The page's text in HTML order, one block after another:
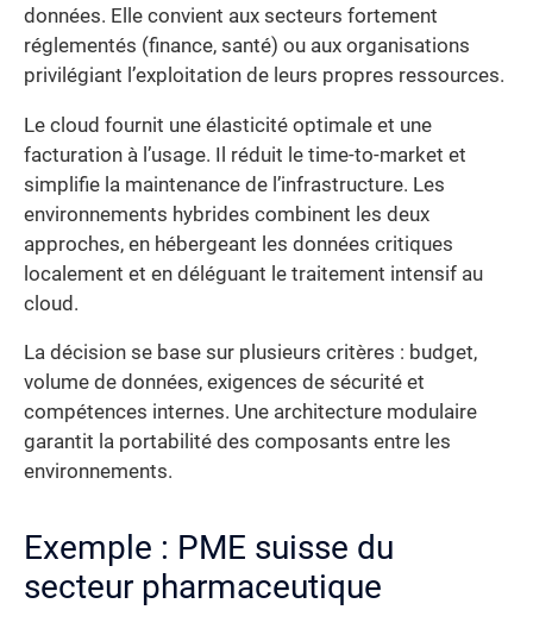
données. Elle convient aux secteurs fortement
réglementés (finance, santé) ou aux organisations
privilégiant l’exploitation de leurs propres ressources.
Le cloud fournit une élasticité optimale et une
facturation à l’usage. Il réduit le time-to-market et
simplifie la maintenance de l’infrastructure. Les
environnements hybrides combinent les deux
approches, en hébergeant les données critiques
localement et en déléguant le traitement intensif au
cloud.
La décision se base sur plusieurs critères : budget,
volume de données, exigences de sécurité et
compétences internes. Une architecture modulaire
garantit la portabilité des composants entre les
environnements.
Exemple : PME suisse du
secteur pharmaceutique